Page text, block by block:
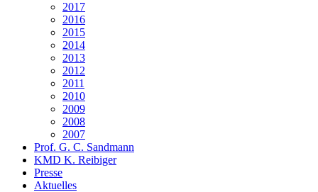
2017
2016
2015
2014
2013
2012
2011
2010
2009
2008
2007
Prof. G. C. Sandmann
KMD K. Reibiger
Presse
Aktuelles